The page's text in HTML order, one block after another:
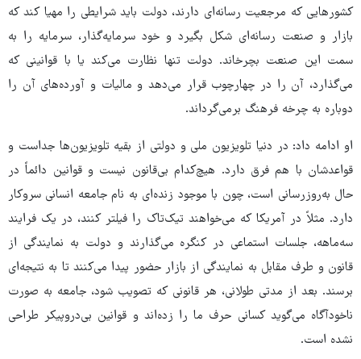
کشورهایی که مرجعیت رسانه‌ای دارند، دولت باید شرایطی را مهیا کند که
بازار و صنعت رسانه‌ای شکل بگیرد و خود سرمایه‌گذار، سرمایه را به
سمت این صنعت بچرخاند. دولت تنها نظارت می‌کند یا با قوانینی که
می‌گذارد، آن را در چهارچوب قرار می‌دهد و مالیات و آورده‌های آن را
دوباره به چرخه فرهنگ برمی‌گرداند.
او ادامه داد: در دنیا تلویزیون ملی و دولتی از بقیه تلویزیون‌ها جداست و
قواعدشان با هم فرق دارد. هیچ‌کدام بی‌قانون نیست و قوانین دائماً در
حال به‌روزرسانی است، چون با موجود زنده‌ای به نام جامعه انسانی سروکار
دارد. مثلاً در آمریکا که می‌خواهند تیک‌تاک را فیلتر کنند، در یک فرایند
سه‌ماهه، جلسات استماعی در کنگره می‌گذارند و دولت به نمایندگی از
قانون و طرف مقابل به نمایندگی از بازار حضور پیدا می‌کنند تا به نتیجه‌ای
برسند. بعد از مدتی طولانی، هر قانونی که تصویب شود، جامعه به صورت
ناخودآگاه می‌گوید کسانی حرف ما را زده‌اند و قوانین بی‌دروپیکر طراحی
نشده است.